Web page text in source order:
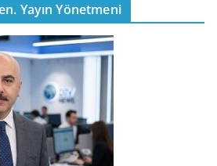
Yayın Yönetmeni